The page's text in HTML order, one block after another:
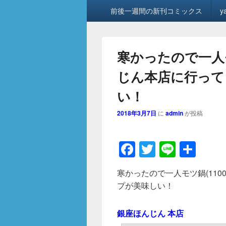
前後一週間の新刊コミックス
寒かったので一
じん本店に行っ
い！
2018年3月7日 に adminが投稿
F
a
c
e
b
T
wi
tt
Li
n
e
有
寒かったので一人モツ鍋
プが美味しい！
銀座ほんじん 本店